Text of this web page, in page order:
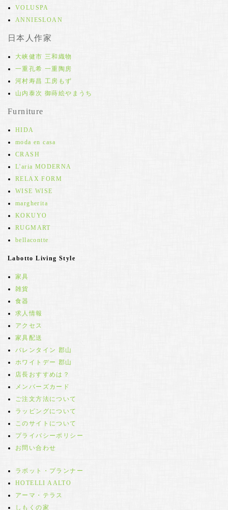
VOLUSPA
ANNIESLOAN
日本人作家
大峡健市 三和織物
一重孔希 一重陶房
河村寿昌 工房もず
山内泰次 御蒔絵やまうち
Furniture
HIDA
moda en casa
CRASH
L'aria MODERNA
RELAX FORM
WISE WISE
margherita
KOKUYO
RUGMART
bellacontte
Labotto Living Style
家具
雑貨
食器
求人情報
アクセス
家具配送
バレンタイン 郡山
ホワイトデー 郡山
店長おすすめは？
メンバーズカード
ご注文方法について
ラッピングについて
このサイトについて
プライバシーポリシー
お問い合わせ
ラボット・プランナー
HOTELLI AALTO
アーマ・テラス
しもくの家